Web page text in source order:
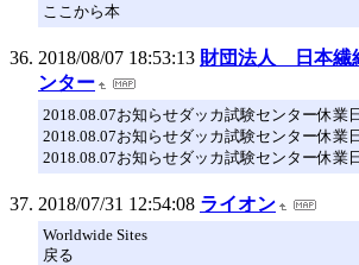
ここから本
2018/08/07 18:53:13 財団法人 日本繊
ンター
2018.08.07お知らせダッカ試験センター休業
2018.08.07お知らせダッカ試験センター休業
2018.08.07お知らせダッカ試験センター休業
2018/07/31 12:54:08 ライオン
Worldwide Sites
戻る